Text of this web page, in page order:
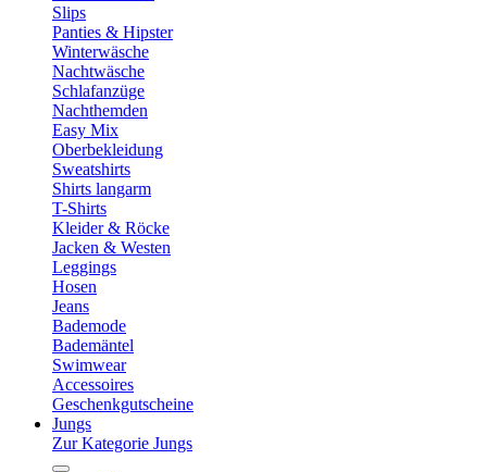
Slips
Panties & Hipster
Winterwäsche
Nachtwäsche
Schlafanzüge
Nachthemden
Easy Mix
Oberbekleidung
Sweatshirts
Shirts langarm
T-Shirts
Kleider & Röcke
Jacken & Westen
Leggings
Hosen
Jeans
Bademode
Bademäntel
Swimwear
Accessoires
Geschenkgutscheine
Jungs
Zur Kategorie Jungs